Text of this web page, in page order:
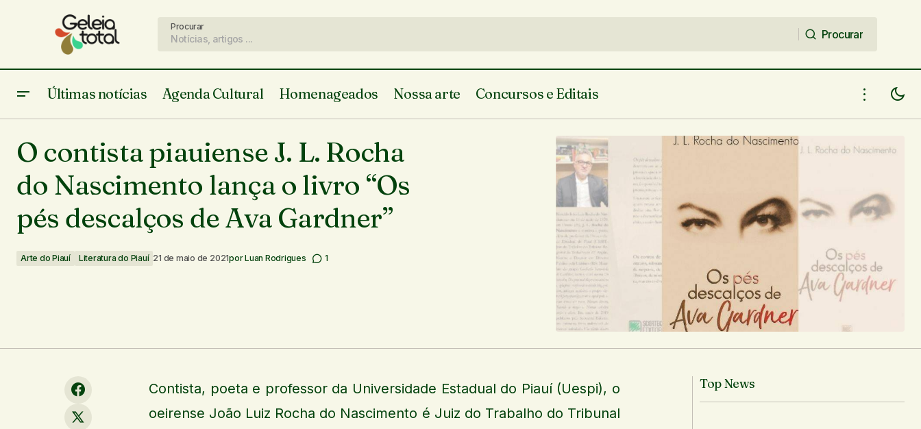
Procurar
Procurar
Últimas notícias Agenda Cultural Homenageados Nossa arte Concursos e Editais
aborda a temática da linguagem neutra
Literatura do Piauí
O contista piauiense J. L. Rocha do Nascimento lança o livro “Os
pés descalços de Ava Gardner”
Confira as atrações do Festival on-line
Corisco Beat
O contista piauiense J. L. Rocha
do Nascimento lança o livro “Os
pés descalços de Ava Gardner”
Arte do Piauí Literatura do Piauí 21 de maio de 2021porLuan Rodrigues 1
Contista, poeta e professor da Universidade Estadual do Piauí (Uespi), o
oeirense João Luiz Rocha do Nascimento é Juiz do Trabalho do Tribunal
Top News